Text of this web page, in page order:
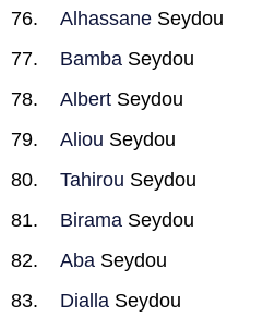
Alhassane Seydou
Bamba Seydou
Albert Seydou
Aliou Seydou
Tahirou Seydou
Birama Seydou
Aba Seydou
Dialla Seydou